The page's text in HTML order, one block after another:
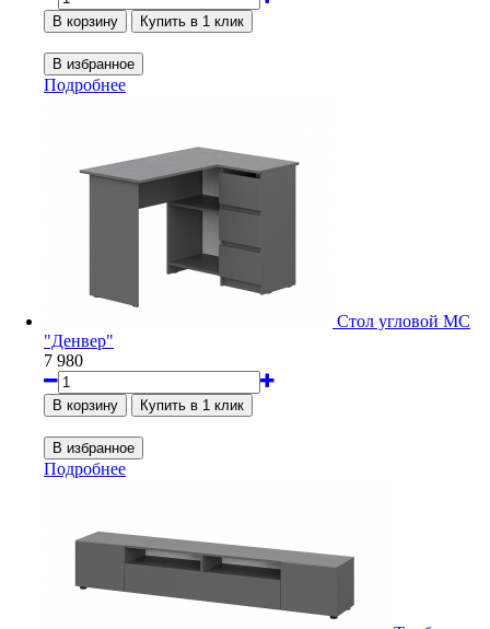
Подробнее
Стол угловой МС
"Денвер"
7 980
Подробнее